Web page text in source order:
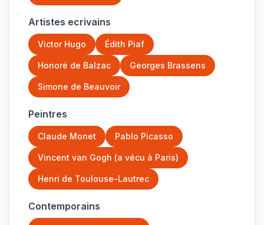
Artistes ecrivains
Victor Hugo Édith Piaf
Honoré de Balzac Georges Brassens
Simone de Beauvoir
Peintres
Claude Monet Pablo Picasso
Vincent van Gogh (a vécu à Paris)
Henri de Toulouse-Lautrec
Contemporains